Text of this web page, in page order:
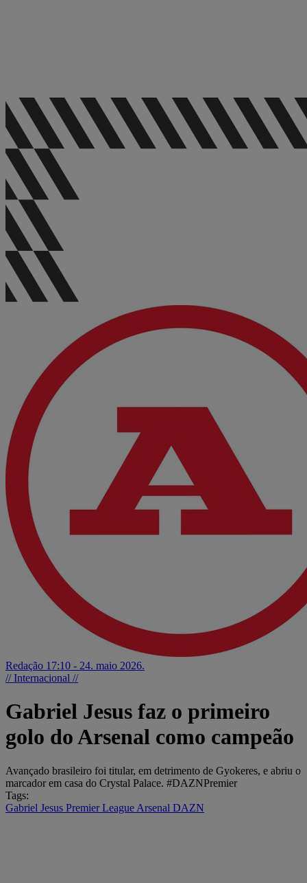
Redação 17:10 - 24. maio 2026.
// Internacional //
Gabriel Jesus faz o primeiro
golo do Arsenal como campeão
Avançado brasileiro foi titular, em detrimento de Gyokeres, e abriu o
marcador em casa do Crystal Palace. #DAZNPremier
Tags:
Gabriel Jesus Premier League Arsenal DAZN